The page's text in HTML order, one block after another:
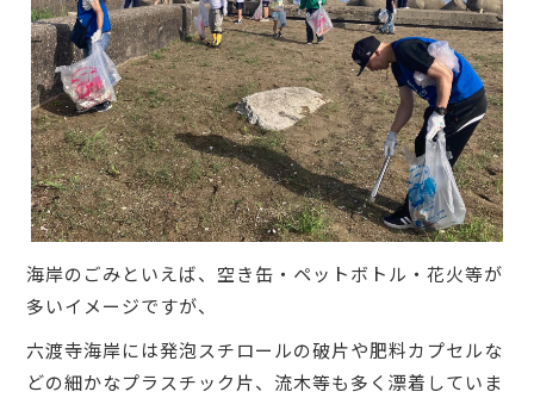
海岸のごみといえば、空き缶・ペットボトル・花火等が
多いイメージですが、
六渡寺海岸には発泡スチロールの破片や肥料カプセルな
どの細かなプラスチック片、流木等も多く漂着していま